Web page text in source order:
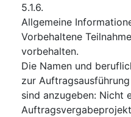
5.1.6.
Allgemeine
Vorbehaltene Teilnahme
vorbehalten.
Die Namen und
zur
sind anzugeben: Nicht